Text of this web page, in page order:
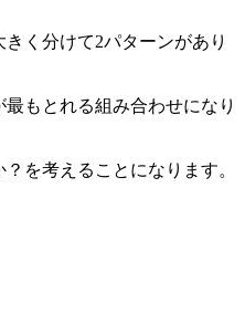
く分けて2パターンがあり
もとれる組み合わせになり
を考えることになります。